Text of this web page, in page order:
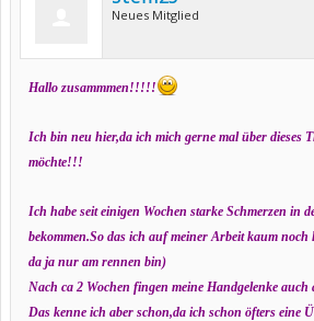
Neues Mitglied
Hallo zusammmen!!!!!
Ich bin neu hier,da ich mich gerne mal über dieses
möchte!!!
Ich habe seit einigen Wochen starke Schmerzen in
bekommen.So das ich auf meiner Arbeit kaum
da ja nur am rennen bin)
Nach ca 2 Wochen fingen meine Handgelenke auch
Das kenne ich aber schon,da ich schon öfters eine